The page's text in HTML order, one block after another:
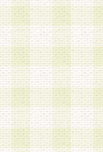
す。なお、こ
かじめ会員の
a.本サービス
b.本サービス
c.会員からの
d.その他これ
2.当社は、会
会員情報を本
人を識別でき